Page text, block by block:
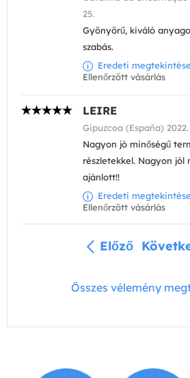
25.
Gyönyörű, kiváló
szabás.
Eredeti megtekintése
Ellenőrzött vásárlás
LEIRE
Gipuzcoa (España) 2022.
Nagyon jó minőségű
részletekkel. Nagyon jól
ajánlott!!
Eredeti megtekintése
Ellenőrzött vásárlás
Előző
Összes vélemény